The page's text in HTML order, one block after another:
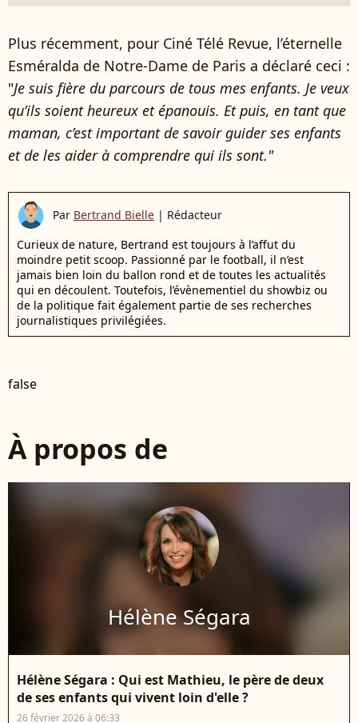
Plus récemment, pour Ciné Télé Revue, l’éternelle
Esméralda de Notre-Dame de Paris a déclaré ceci :
"Je suis fière du parcours de tous mes enfants. Je veux
qu’ils soient heureux et épanouis. Et puis, en tant que
maman, c’est important de savoir guider ses enfants
et de les aider à comprendre qui ils sont."
Par Bertrand Bielle | Rédacteur
Curieux de nature, Bertrand est toujours à l’affut du
moindre petit scoop. Passionné par le football, il n’est
jamais bien loin du ballon rond et de toutes les actualités
qui en découlent. Toutefois, l’évènementiel du showbiz ou
de la politique fait également partie de ses recherches
journalistiques privilégiées.
false
À propos de
Hélène Ségara
Hélène Ségara : Qui est Mathieu, le père de deux
de ses enfants qui vivent loin d'elle ?
26 février 2026 à 06:33